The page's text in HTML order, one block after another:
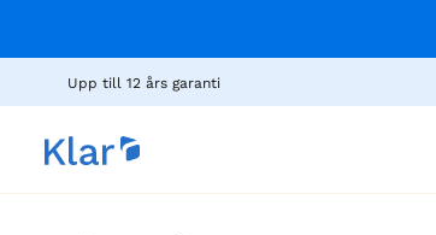
Upp till 12 års garanti